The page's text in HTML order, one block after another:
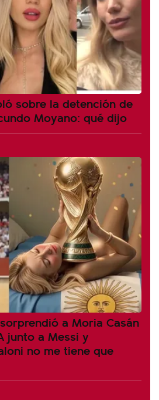
sobre la detención de
Moyano: qué dijo
a Moria Casán
junto a Messi y
no me tiene que